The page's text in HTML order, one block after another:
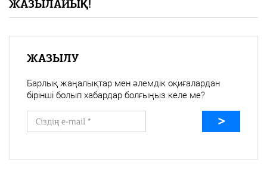
Каталог
ЖАЗЫЛАЙЫҚ!
ЖАЗЫЛУ
Барлық жаңалықтар мен әлемдік оқиғалардан
бірінші болып хабардар болғыңыз келе ме?